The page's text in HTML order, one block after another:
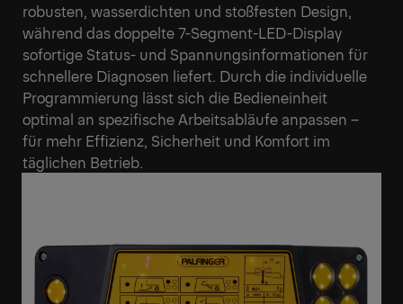
robusten, wasserdichten und stoßfesten Design,
während das doppelte 7-Segment-LED-Display
sofortige Status- und Spannungsinformationen für
schnellere Diagnosen liefert. Durch die individuelle
Programmierung lässt sich die Bedieneinheit
optimal an spezifische Arbeitsabläufe anpassen –
für mehr Effizienz, Sicherheit und Komfort im
täglichen Betrieb.